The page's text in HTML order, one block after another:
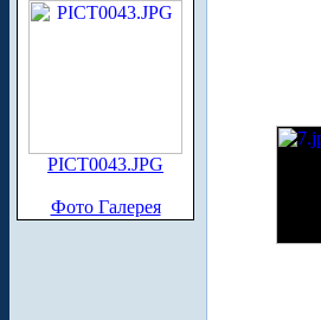
PICT0043.JPG
Фото Галерея